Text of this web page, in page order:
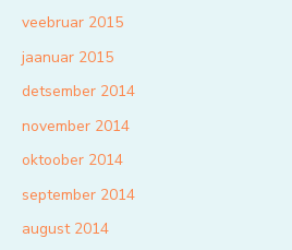
veebruar 2015
jaanuar 2015
detsember 2014
november 2014
oktoober 2014
september 2014
august 2014